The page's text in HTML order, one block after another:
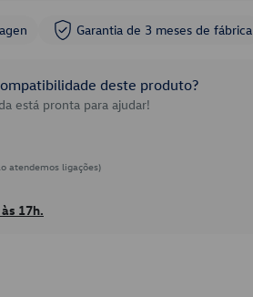
Garantia de 3 meses de fábrica
deste produto?
está pronta para ajudar!
atendemos ligações)
17h.